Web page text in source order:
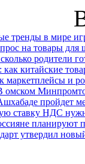
тренды в мире
на товары для
родители
китайские
маркетплейсы и
омском
пройдет
ставку НДС
планируют
утвердил